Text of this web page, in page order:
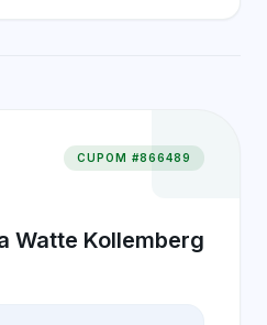
CUPOM #866489
Watte Kollemberg